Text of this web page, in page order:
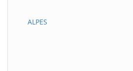
ALPES